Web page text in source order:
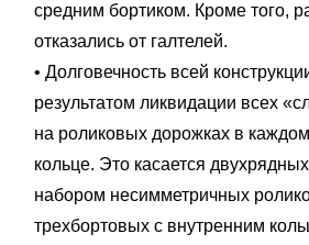
средним бортиком. Кроме того,
отказались от галтелей.
• Долговечность всей
результатом ликвидации всех
на роликовых дорожках в
кольце. Это касается
набором несимметричных
трехбортовых с внутренним